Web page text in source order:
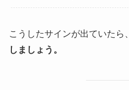
こうしたサインが出ていたら、
しましょう。